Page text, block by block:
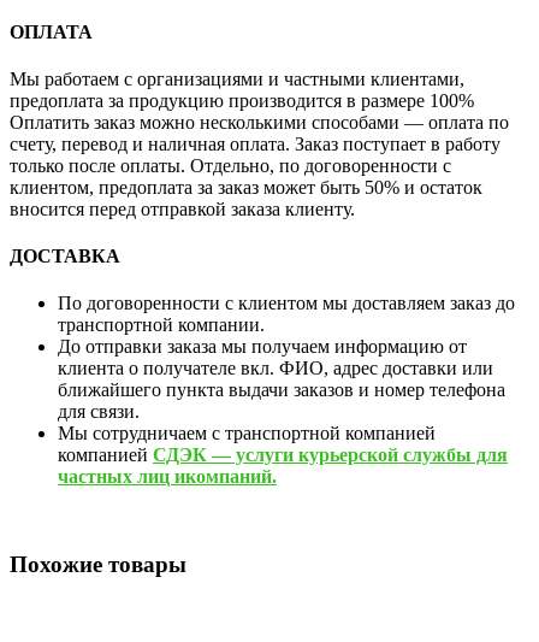
ОПЛАТА
Мы работаем с организациями и частными клиентами,
предоплата за продукцию производится в размере 100%
Оплатить заказ можно несколькими способами — оплата по
счету, перевод и наличная оплата. Заказ поступает в работу
только после оплаты. Отдельно, по договоренности с
клиентом, предоплата за заказ может быть 50% и остаток
вносится перед отправкой заказа клиенту.
ДОСТАВКА
По договоренности с клиентом мы доставляем заказ до
транспортной компании.
До отправки заказа мы получаем информацию от
клиента о получателе вкл. ФИО, адрес доставки или
ближайшего пункта выдачи заказов и номер телефона
для связи.
Мы сотрудничаем с транспортной компанией
компанией СДЭК — услуги курьерской службы для
частных лиц икомпаний.
Похожие товары